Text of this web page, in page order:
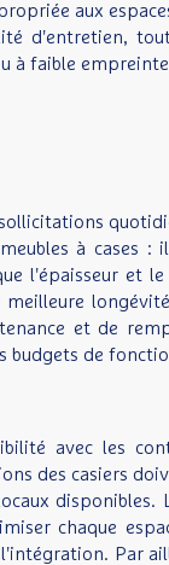
aux
d'entretien,
à faible
à cases
l'épaisseur et
et de
budgets de
avec les
des casiers
chaque
Par